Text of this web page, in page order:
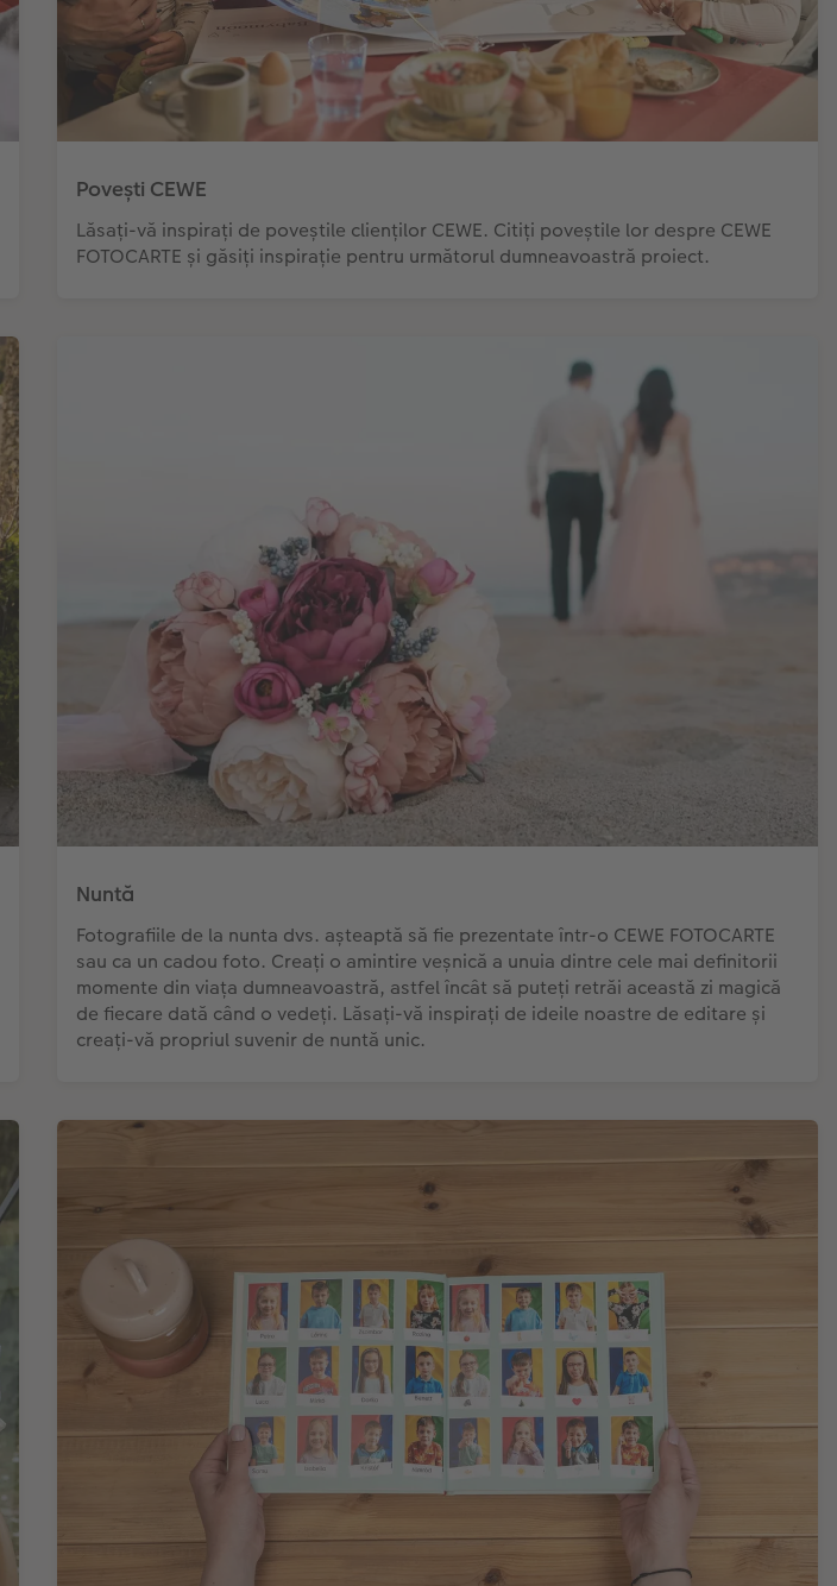
Povești CEWE
Lăsați-vă inspirați de poveștile clienților CEWE. Citiți poveștile lor despre CEWE
FOTOCARTE și găsiți inspirație pentru următorul dumneavoastră proiect.
Nuntă
Fotografiile de la nunta dvs. așteaptă să fie prezentate într-o CEWE FOTOCARTE
sau ca un cadou foto. Creați o amintire veșnică a unuia dintre cele mai definitorii
momente din viața dumneavoastră, astfel încât să puteți retrăi această zi magică
de fiecare dată când o vedeți. Lăsați-vă inspirați de ideile noastre de editare și
creați-vă propriul suvenir de nuntă unic.